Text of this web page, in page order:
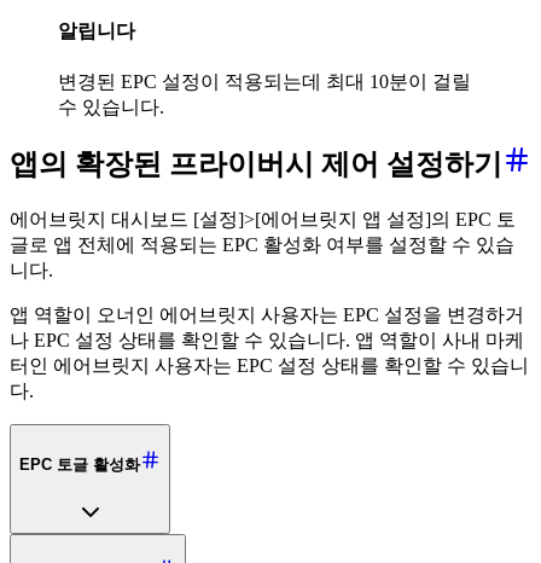
알립니다
변경된 EPC 설정이 적용되는데 최대 10분이 걸릴
수 있습니다.
앱의 확장된 프라이버시 제어 설정하기
에어브릿지 대시보드 [설정]>[에어브릿지 앱 설정]의 EPC 토
글로 앱 전체에 적용되는 EPC 활성화 여부를 설정할 수 있습
니다.
앱 역할이 오너인 에어브릿지 사용자는 EPC 설정을 변경하거
나 EPC 설정 상태를 확인할 수 있습니다. 앱 역할이 사내 마케
터인 에어브릿지 사용자는 EPC 설정 상태를 확인할 수 있습니
다.
EPC 토글 활성화